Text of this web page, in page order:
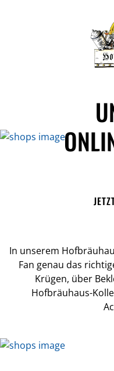
In unserem
Fan genau das
Krügen, über
Hofbräuhaus-